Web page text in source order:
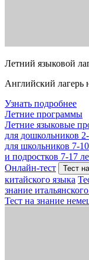
Летний языковой
Английский
Узнать подробнее
Летние программы
Летние языковые
для дошкольников
для школьников 7-
и подростков 7-17
Онлайн-тест
Тест
китайского языка
знание
Тест на знание